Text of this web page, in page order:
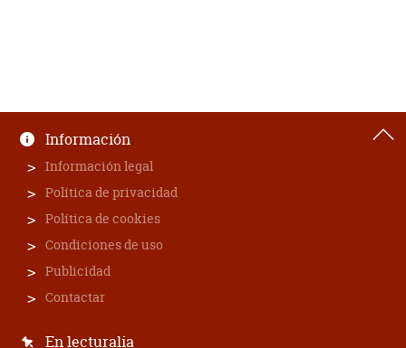
Información
Información legal
Política de privacidad
Política de cookies
Condiciones de uso
Publicidad
Contactar
En lecturalia